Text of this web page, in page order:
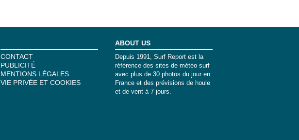
CONTACT
PUBLICITÉ
MENTIONS LÉGALES
VIE PRIVÉE ET COOKIES
ABOUT US
Depuis 1991, Surf Report est la
référence des sites de météo surf
avec plus de 30 photos du jour en
France et des prévisions de houle
et de vent à 7 jours.